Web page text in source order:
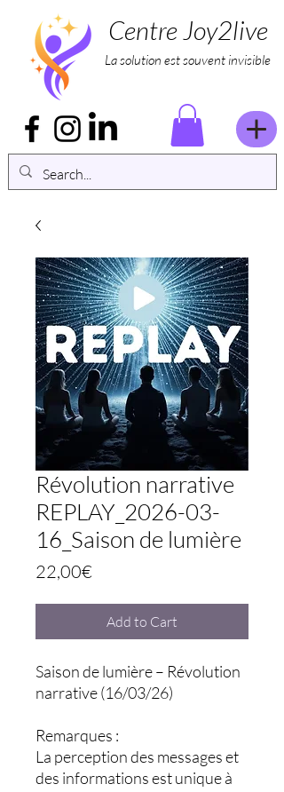
Centre Joy2live
La solution est souvent invisible
Révolution narrative
REPLAY_2026-03-
16_Saison de lumière
22,00€
Add to Cart
Saison de lumière – Révolution
narrative (16/03/26)
Remarques :
La perception des messages et
des informations est unique à